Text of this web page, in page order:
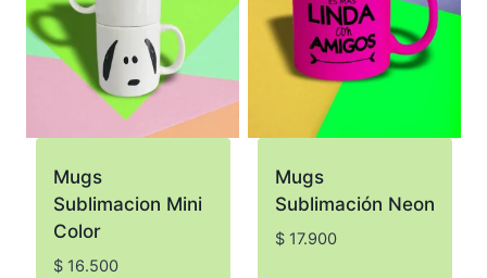
Mugs
Sublimacion Mini
Color
$16.500
Mugs
Sublimación Neon
$17.900